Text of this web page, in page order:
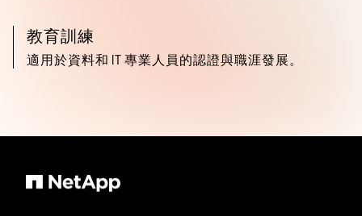
教育訓練
適用於資料和 IT 專業人員的認證與職涯發展。